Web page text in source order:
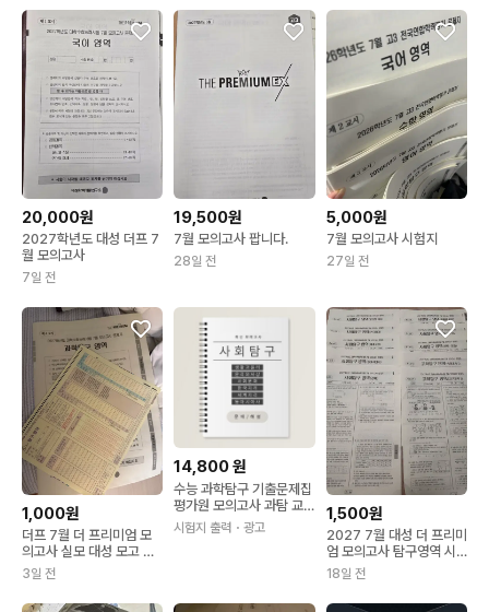
20,000원
2027학년도 대성 더프 7
월 모의고사
7일 전
19,500원
7월 모의고사 팝니다.
28일 전
5,000원
7월 모의고사 시험지
27일 전
1,000원
더프 7월 더 프리미엄 모
의고사 실모 대성 모고 탐
구 과탐 사탐
3일 전
14,800원
수능 과학탐구 기출문제집
평가원 모의고사 과탐 교
육청 기출문제 책 제본
시험지 출력 ・광고
1,500원
2027 7월 대성 더 프리미
엄 모의고사 탐구영역 시
험지
18일 전